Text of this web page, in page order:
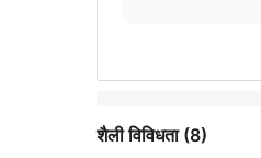
शैली विविधता (8)